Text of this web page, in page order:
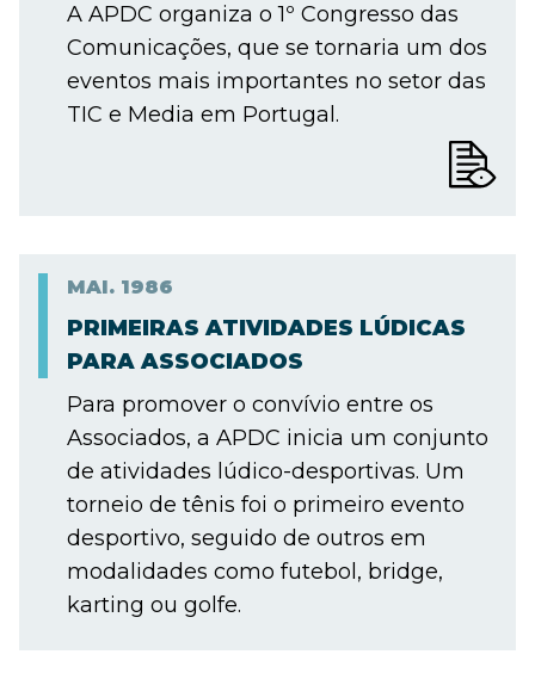
A APDC organiza o 1º Congresso das
Comunicações, que se tornaria um dos
eventos mais importantes no setor das
TIC e Media em Portugal.
MAI. 1986
PRIMEIRAS ATIVIDADES LÚDICAS
PARA ASSOCIADOS
Para promover o convívio entre os
Associados, a APDC inicia um conjunto
de atividades lúdico-desportivas. Um
torneio de tênis foi o primeiro evento
desportivo, seguido de outros em
modalidades como futebol, bridge,
karting ou golfe.